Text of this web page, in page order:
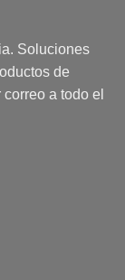
Soluciones
de
a todo el